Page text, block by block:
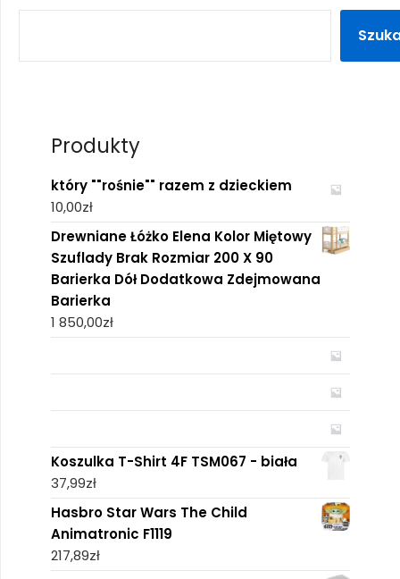
Produkty
który ""rośnie"" razem z dzieckiem
10,00zł
Drewniane Łóżko Elena Kolor Miętowy
Szuflady Brak Rozmiar 200 X 90
Barierka Dół Dodatkowa Zdejmowana
Barierka
1 850,00zł
Koszulka T-Shirt 4F TSM067 - biała
37,99zł
Hasbro Star Wars The Child
Animatronic F1119
217,89zł